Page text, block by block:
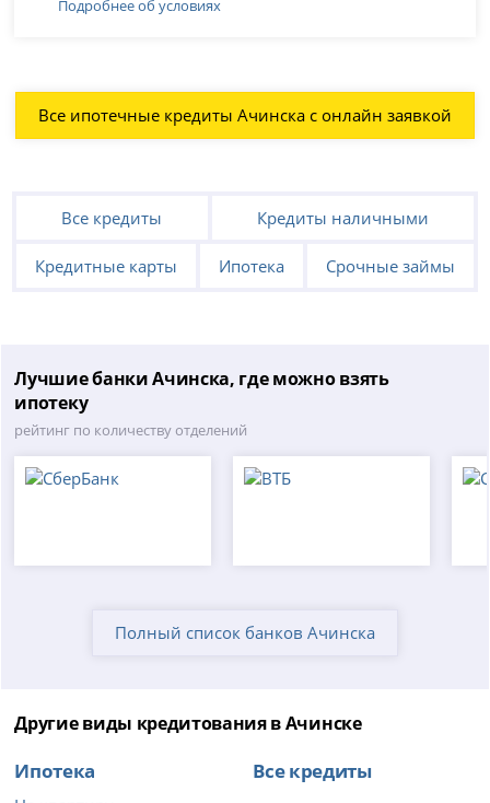
Подробнее об условиях
Все ипотечные кредиты Ачинска с онлайн заявкой
Все кредиты Кредиты наличными
Кредитные карты Ипотека Срочные займы
Лучшие банки Ачинска, где можно взять
ипотеку
рейтинг по количеству отделений
Полный список банков Ачинска
Другие виды кредитования в Ачинске
Ипотека
Все кредиты